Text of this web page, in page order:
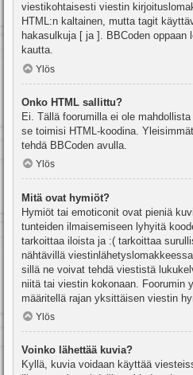
viestikohtaisesti viestin
HTML:n kaltainen, mutta tagit
hakasulkuja [ ja ]. BBCoden
kautta.
Ylös
Onko HTML sallittu?
Ei. Tällä foorumilla ei ole
se toimisi HTML-koodina.
tehdä BBCoden avulla.
Ylös
Mitä ovat hymiöt?
Hymiöt tai emoticonit ovat pieniä
tunteiden ilmaisemiseen lyhyitä
tarkoittaa iloista ja :( tarkoittaa
nähtävillä
sillä ne voivat tehdä viestistä
niitä tai viestin kokonaan. Foorumin
määritellä rajan yksittäisen viestin
Ylös
Voinko lähettää kuvia?
Kyllä, kuvia voidaan käyttää